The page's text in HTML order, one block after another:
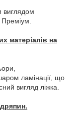
виглядом
Преміум.
матеріалів на
ламінації, що
вигляд ліжка.